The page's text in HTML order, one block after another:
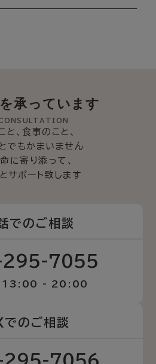
承っています
CONSULTATION
と、食事のこと、
でもかまいません
に寄り添って、
とサポート致します
でのご相談
7055
13:00 - 20:00
のご相談
295-7056